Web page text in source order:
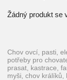
Žádný produkt se
chov ovcí, pasti, elektrické ohradníky, mucholapky, deratizace,
potřeby pro
prasat, kastrace,
myši, chov králíků,